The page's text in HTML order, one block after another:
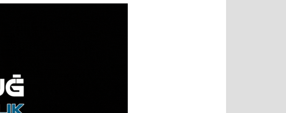
LÜKS OLDU"